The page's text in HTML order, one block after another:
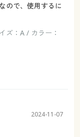
ので、使用するに
ズ：A / カラー：
2024-11-07